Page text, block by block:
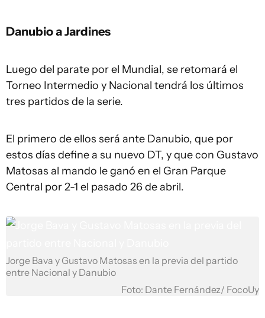
Danubio a Jardines
Luego del parate por el Mundial, se retomará el
Torneo Intermedio y Nacional tendrá los últimos
tres partidos de la serie.
El primero de ellos será ante Danubio, que por
estos días define a su nuevo DT, y que con Gustavo
Matosas al mando le ganó en el Gran Parque
Central por 2-1 el pasado 26 de abril.
Jorge Bava y Gustavo Matosas en la previa del partido
entre Nacional y Danubio
Foto: Dante Fernández/ FocoUy